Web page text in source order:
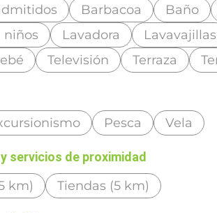
Barbacoa Baño
niños
Lavadora Lavavajillas
Televisión Terraza
Pesca Vela
servicios de proximidad
km) Tiendas (5 km)